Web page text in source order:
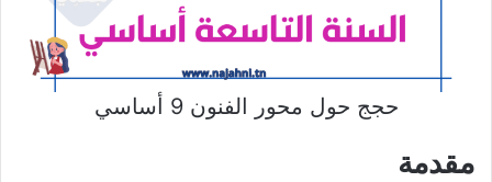
حجج حول محور الفنون 9 أساسي
مقدمة